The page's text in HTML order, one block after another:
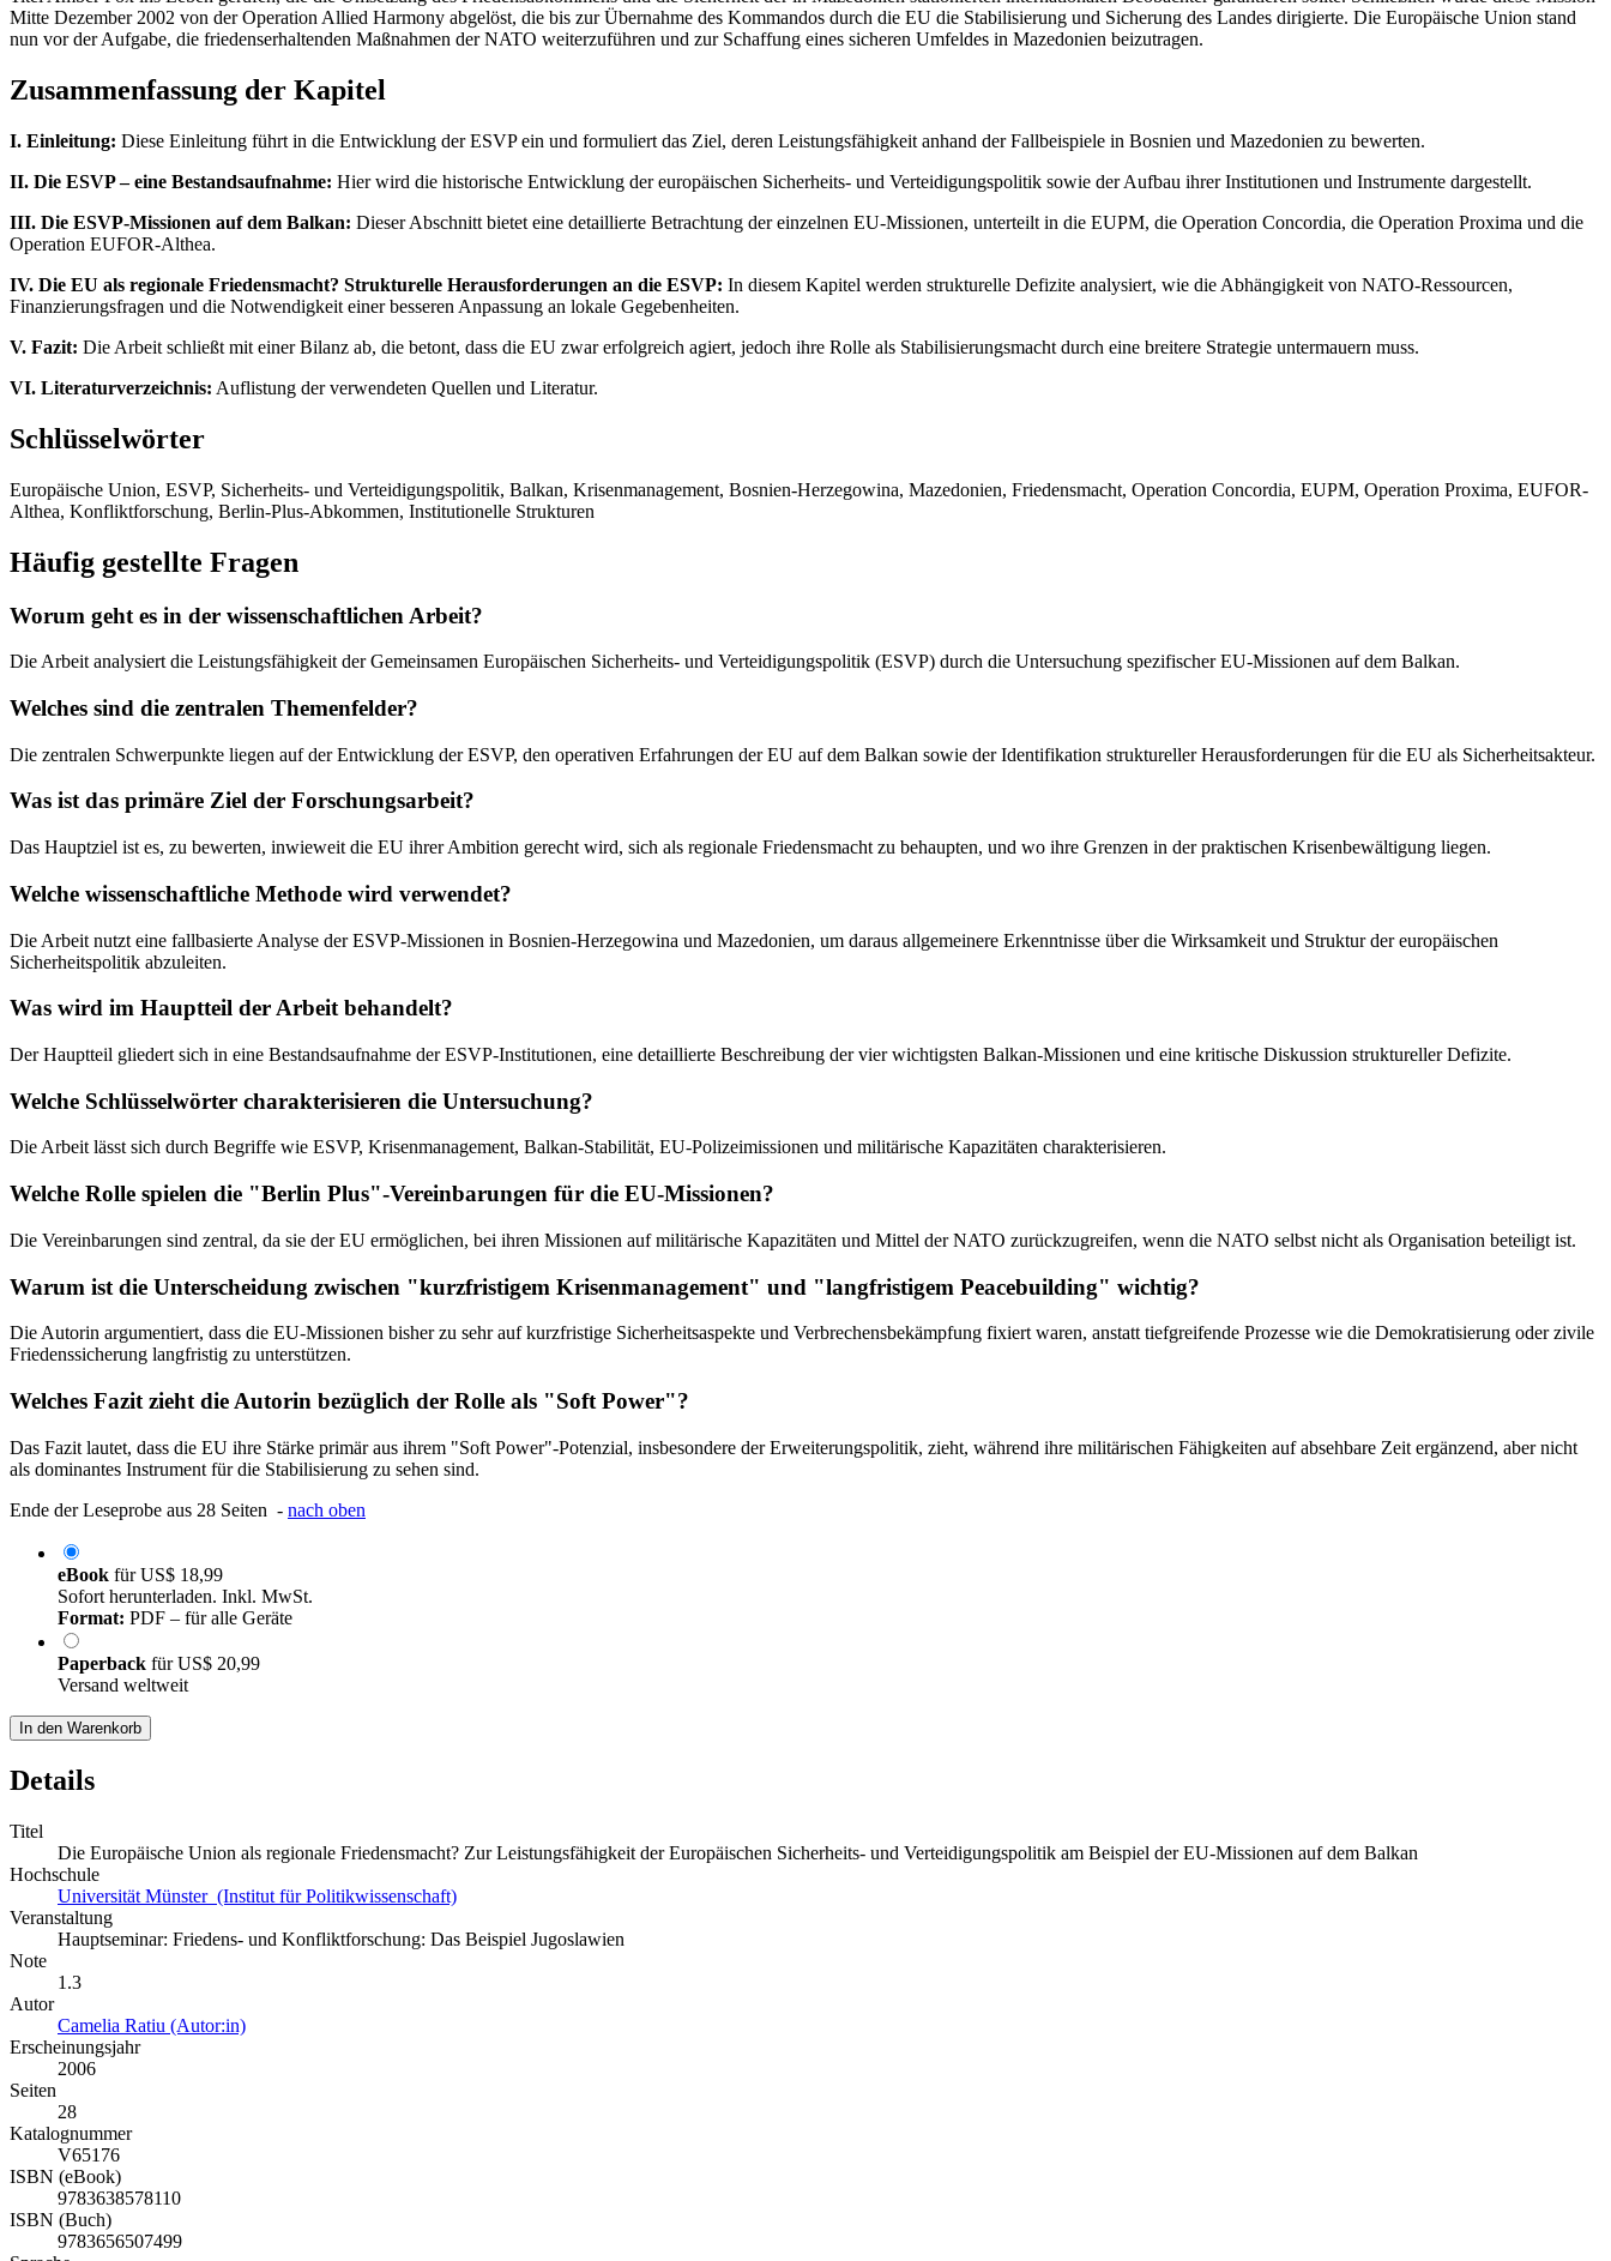
Mitte Dezember 2002 von der Operation Allied Harmony abgelöst, die bis zur Übernahme des Kommandos durch die EU die Stabilisierung und Sicherung des Landes dirigierte. Die Europäische Union stand
nun vor der Aufgabe, die friedenserhaltenden Maßnahmen der NATO weiterzuführen und zur Schaffung eines sicheren Umfeldes in Mazedonien beizutragen.
Zusammenfassung der Kapitel
I. Einleitung: Diese Einleitung führt in die Entwicklung der ESVP ein und formuliert das Ziel, deren Leistungsfähigkeit anhand der Fallbeispiele in Bosnien und Mazedonien zu bewerten.
II. Die ESVP – eine Bestandsaufnahme: Hier wird die historische Entwicklung der europäischen Sicherheits- und Verteidigungspolitik sowie der Aufbau ihrer Institutionen und Instrumente dargestellt.
III. Die ESVP-Missionen auf dem Balkan: Dieser Abschnitt bietet eine detaillierte Betrachtung der einzelnen EU-Missionen, unterteilt in die EUPM, die Operation Concordia, die Operation Proxima und die
Operation EUFOR-Althea.
IV. Die EU als regionale Friedensmacht? Strukturelle Herausforderungen an die ESVP: In diesem Kapitel werden strukturelle Defizite analysiert, wie die Abhängigkeit von NATO-Ressourcen,
Finanzierungsfragen und die Notwendigkeit einer besseren Anpassung an lokale Gegebenheiten.
V. Fazit: Die Arbeit schließt mit einer Bilanz ab, die betont, dass die EU zwar erfolgreich agiert, jedoch ihre Rolle als Stabilisierungsmacht durch eine breitere Strategie untermauern muss.
VI. Literaturverzeichnis: Auflistung der verwendeten Quellen und Literatur.
Schlüsselwörter
Europäische Union, ESVP, Sicherheits- und Verteidigungspolitik, Balkan, Krisenmanagement, Bosnien-Herzegowina, Mazedonien, Friedensmacht, Operation Concordia, EUPM, Operation Proxima, EUFOR-
Althea, Konfliktforschung, Berlin-Plus-Abkommen, Institutionelle Strukturen
Häufig gestellte Fragen
Worum geht es in der wissenschaftlichen Arbeit?
Die Arbeit analysiert die Leistungsfähigkeit der Gemeinsamen Europäischen Sicherheits- und Verteidigungspolitik (ESVP) durch die Untersuchung spezifischer EU-Missionen auf dem Balkan.
Welches sind die zentralen Themenfelder?
Die zentralen Schwerpunkte liegen auf der Entwicklung der ESVP, den operativen Erfahrungen der EU auf dem Balkan sowie der Identifikation struktureller Herausforderungen für die EU als Sicherheitsakteur.
Was ist das primäre Ziel der Forschungsarbeit?
Das Hauptziel ist es, zu bewerten, inwieweit die EU ihrer Ambition gerecht wird, sich als regionale Friedensmacht zu behaupten, und wo ihre Grenzen in der praktischen Krisenbewältigung liegen.
Welche wissenschaftliche Methode wird verwendet?
Die Arbeit nutzt eine fallbasierte Analyse der ESVP-Missionen in Bosnien-Herzegowina und Mazedonien, um daraus allgemeinere Erkenntnisse über die Wirksamkeit und Struktur der europäischen
Sicherheitspolitik abzuleiten.
Was wird im Hauptteil der Arbeit behandelt?
Der Hauptteil gliedert sich in eine Bestandsaufnahme der ESVP-Institutionen, eine detaillierte Beschreibung der vier wichtigsten Balkan-Missionen und eine kritische Diskussion struktureller Defizite.
Welche Schlüsselwörter charakterisieren die Untersuchung?
Die Arbeit lässt sich durch Begriffe wie ESVP, Krisenmanagement, Balkan-Stabilität, EU-Polizeimissionen und militärische Kapazitäten charakterisieren.
Welche Rolle spielen die "Berlin Plus"-Vereinbarungen für die EU-Missionen?
Die Vereinbarungen sind zentral, da sie der EU ermöglichen, bei ihren Missionen auf militärische Kapazitäten und Mittel der NATO zurückzugreifen, wenn die NATO selbst nicht als Organisation beteiligt ist.
Warum ist die Unterscheidung zwischen "kurzfristigem Krisenmanagement" und "langfristigem Peacebuilding" wichtig?
Die Autorin argumentiert, dass die EU-Missionen bisher zu sehr auf kurzfristige Sicherheitsaspekte und Verbrechensbekämpfung fixiert waren, anstatt tiefgreifende Prozesse wie die Demokratisierung oder zivile
Friedenssicherung langfristig zu unterstützen.
Welches Fazit zieht die Autorin bezüglich der Rolle als "Soft Power"?
Das Fazit lautet, dass die EU ihre Stärke primär aus ihrem "Soft Power"-Potenzial, insbesondere der Erweiterungspolitik, zieht, während ihre militärischen Fähigkeiten auf absehbare Zeit ergänzend, aber nicht
als dominantes Instrument für die Stabilisierung zu sehen sind.
Ende der Leseprobe aus 28 Seiten - nach oben
eBook fürUS$ 18,99
Sofort herunterladen. Inkl. MwSt.
Format: PDF – für alle Geräte
Paperback fürUS$ 20,99
Versand weltweit
In den Warenkorb
Details
Titel
Die Europäische Union als regionale Friedensmacht? Zur Leistungsfähigkeit der Europäischen Sicherheits- und Verteidigungspolitik am Beispiel der EU-Missionen auf dem Balkan
Hochschule
Universität Münster (Institut für Politikwissenschaft)
Veranstaltung
Hauptseminar: Friedens- und Konfliktforschung: Das Beispiel Jugoslawien
Note
1.3
Autor
Camelia Ratiu (Autor:in)
Erscheinungsjahr
2006
Seiten
28
Katalognummer
V65176
ISBN (eBook)
9783638578110
ISBN (Buch)
9783656507499